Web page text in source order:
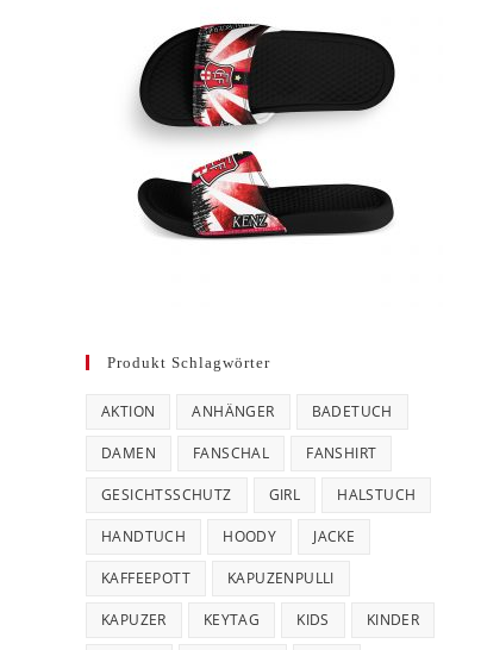
Produkt Schlagwörter
AKTION ANHÄNGER BADETUCH
DAMEN FANSCHAL FANSHIRT
GESICHTSSCHUTZ GIRL HALSTUCH
HANDTUCH HOODY JACKE
KAFFEEPOTT KAPUZENPULLI
KAPUZER KEYTAG KIDS KINDER